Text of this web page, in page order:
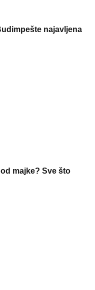
najavljena
majke? Sve što